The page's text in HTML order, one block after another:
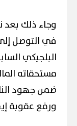
وجاء ذلك بعد
في التوصل
البلجيكي
مستحقاته
ضمن جهود
ورفع عقوبة